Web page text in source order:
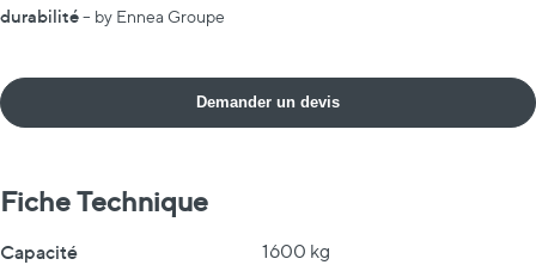
durabilité– by Ennea Groupe
Demander un devis
Fiche Technique
Capacité 1600 kg